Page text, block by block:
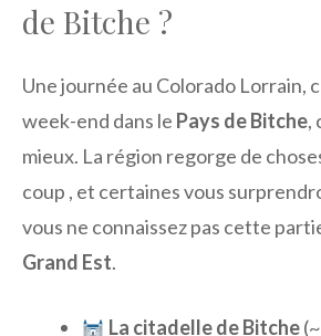
de Bitche ?
Une journée au Colorado Lorrain,
week-end dans le Pays de Bitche,
mieux. La région regorge de
coup , et certaines vous
vous ne connaissez pas cette
Grand Est.
La citadelle de Bitche